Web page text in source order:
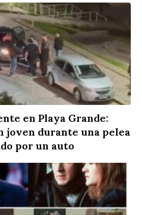
en Playa Grande:
joven durante una pelea
por un auto